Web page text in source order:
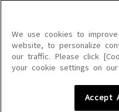
このサイトに掲載されている一切の
を問わず、著作権法の定める範囲を
を禁じます。
楽曲及びコンテンツは、機種により
楽曲及びコンテンツの配信日、配信内
We use cookies to
website, to personalize
our traffic. Please click
your cookie settings on
Accept